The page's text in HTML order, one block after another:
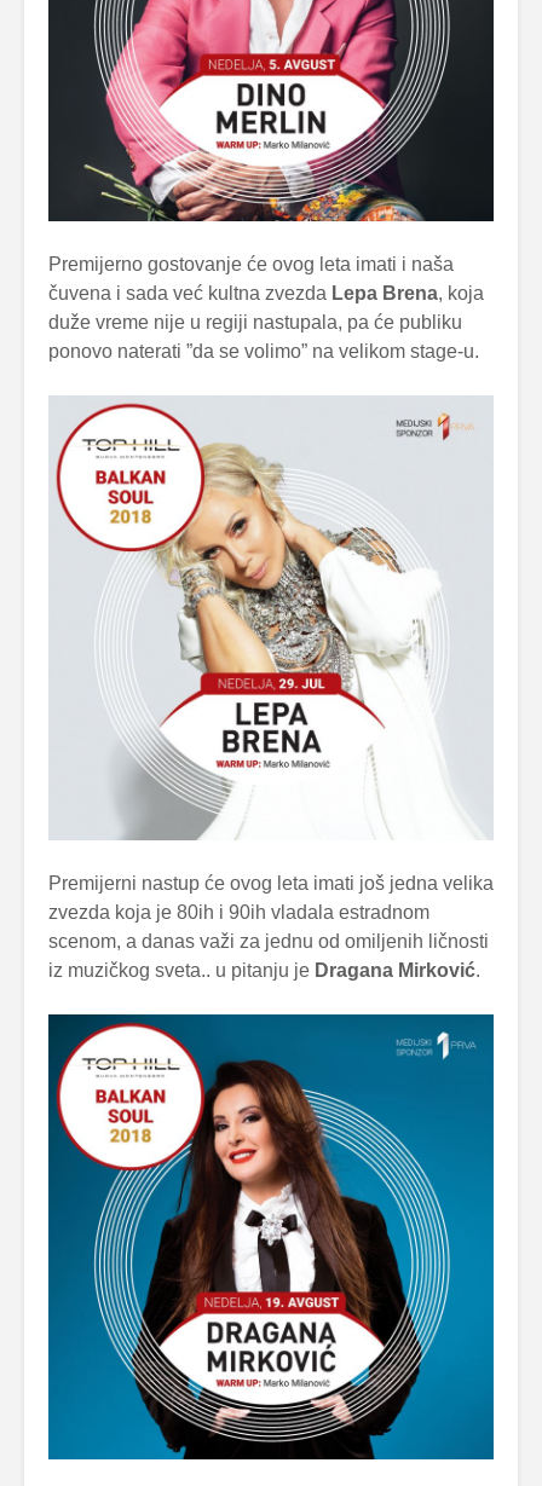
Premijerno gostovanje će ovog leta imati i naša
čuvena i sada već kultna zvezda Lepa Brena, koja
duže vreme nije u regiji nastupala, pa će publiku
ponovo naterati ”da se volimo” na velikom stage-u.
Premijerni nastup će ovog leta imati još jedna velika
zvezda koja je 80ih i 90ih vladala estradnom
scenom, a danas važi za jednu od omiljenih ličnosti
iz muzičkog sveta.. u pitanju je Dragana Mirković.